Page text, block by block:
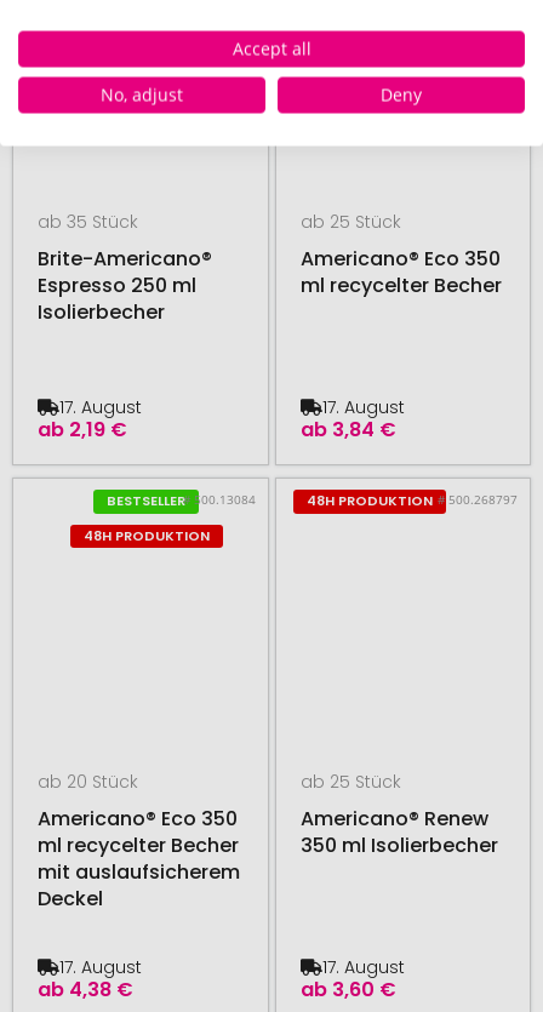
ab 35 Stück
Brite-Americano®
Espresso 250 ml
Isolierbecher
ab 2,19 €
17. August
ab 25 Stück
Americano® Eco 350
ml recycelter Becher
ab 3,84 €
17. August
BESTSELLER
48H PRODUKTION
# 500.13084
ab 20 Stück
Americano® Eco 350
ml recycelter Becher
mit auslaufsicherem
Deckel
ab 4,38 €
17. August
48H PRODUKTION # 500.268797
ab 25 Stück
Americano® Renew
350 ml Isolierbecher
ab 3,60 €
17. August
Accept all
No, adjust
Deny